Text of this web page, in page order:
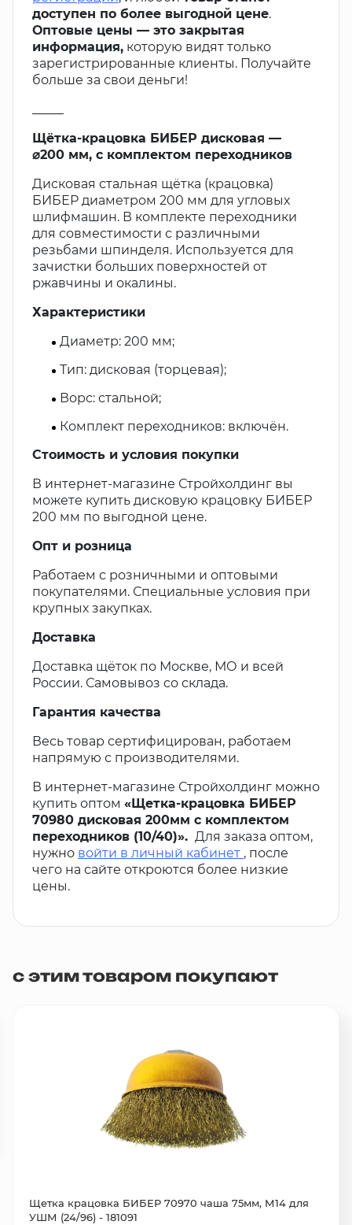
доступен по более выгодной цене.
Оптовые цены — это закрытая
информация, которую видят только
зарегистрированные клиенты. Получайте
больше за свои деньги!
Щётка-крацовка БИБЕР дисковая —
⌀200 мм, с комплектом переходников
Дисковая стальная щётка (крацовка)
БИБЕР диаметром 200 мм для угловых
шлифмашин. В комплекте переходники
для совместимости с различными
резьбами шпинделя. Используется для
зачистки больших поверхностей от
ржавчины и окалины.
Характеристики
Диаметр: 200 мм;
Тип: дисковая (торцевая);
Ворс: стальной;
Комплект переходников: включён.
Стоимость и условия покупки
В интернет-магазине Стройхолдинг вы
можете купить дисковую крацовку БИБЕР
200 мм по выгодной цене.
Опт и розница
Работаем с розничными и оптовыми
покупателями. Специальные условия при
крупных закупках.
Доставка
Доставка щёток по Москве, МО и всей
России. Самовывоз со склада.
Гарантия качества
Весь товар сертифицирован, работаем
напрямую с производителями.
В интернет-магазине Стройхолдинг можно
купить оптом «Щетка-крацовка БИБЕР
70980 дисковая 200мм с комплектом
переходников (10/40)». Для заказа оптом,
нужно войти в личный кабинет , после
чего на сайте откроются более низкие
цены.
с этим товаром покупают
Щетка крацовка БИБЕР 70970 чаша 75мм, М14 для
УШМ (24/96) - 181091